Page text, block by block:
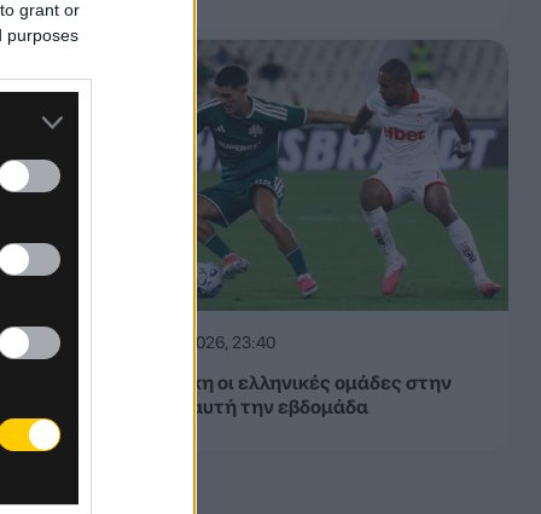
grant or
purposes
06.08.2026, 23:40
Δίχως νίκη οι ελληνικές ομάδες στην
Ευρώπη αυτή την εβδομάδα